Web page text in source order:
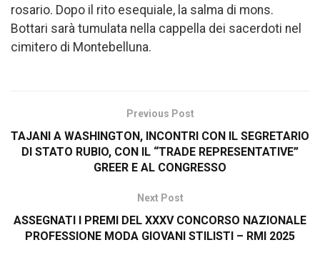
rosario. Dopo il rito esequiale, la salma di mons.
Bottari sarà tumulata nella cappella dei sacerdoti nel
cimitero di Montebelluna.
Previous Post
TAJANI A WASHINGTON, INCONTRI CON IL SEGRETARIO
DI STATO RUBIO, CON IL “TRADE REPRESENTATIVE”
GREER E AL CONGRESSO
Next Post
ASSEGNATI I PREMI DEL XXXV CONCORSO NAZIONALE
PROFESSIONE MODA GIOVANI STILISTI – RMI 2025